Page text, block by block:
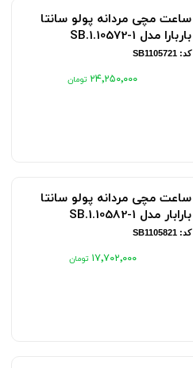
ساعت مچی مردانه پولو سانتا
باربارا مدل SB.1.10572-1
کد: SB1105721
۲۴٬۲۵۰٬۰۰۰
ساعت مچی مردانه پولو سانتا
بارابار مدل SB.1.10582-1
کد: SB1105821
۱۷٬۷۰۲٬۰۰۰